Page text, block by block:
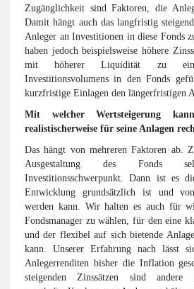
Zugänglichkeit sind Faktoren, die
Damit hängt auch das langfristig
Anleger an Investitionen in diese Fonds
haben jedoch beispielsweise höhere
mit höherer Liquidität zu
Investitionsvolumens in den Fonds
kurzfristige Einlagen den längerfristigen
Mit welcher Wertsteigerung
realistischerweise für seine Anlagen
Das hängt von mehreren Faktoren ab.
Ausgestaltung des Fonds
Investitionsschwerpunkt. Dann ist es
Entwicklung grundsätzlich ist und
werden kann. Wir halten es auch für
Fondsmanager zu wählen, für den eine
und der flexibel auf sich bietende
kann. Unserer Erfahrung nach lässt
Anlegerrenditen bisher die Inflation
steigenden Zinssätzen sind andere